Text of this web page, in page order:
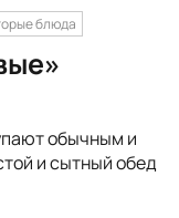
блюда
обычным и
и сытный обед